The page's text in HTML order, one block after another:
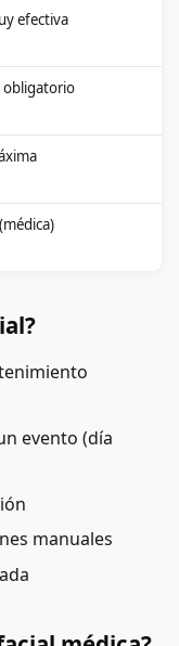
efectiva
obligatorio
evento (día
manuales